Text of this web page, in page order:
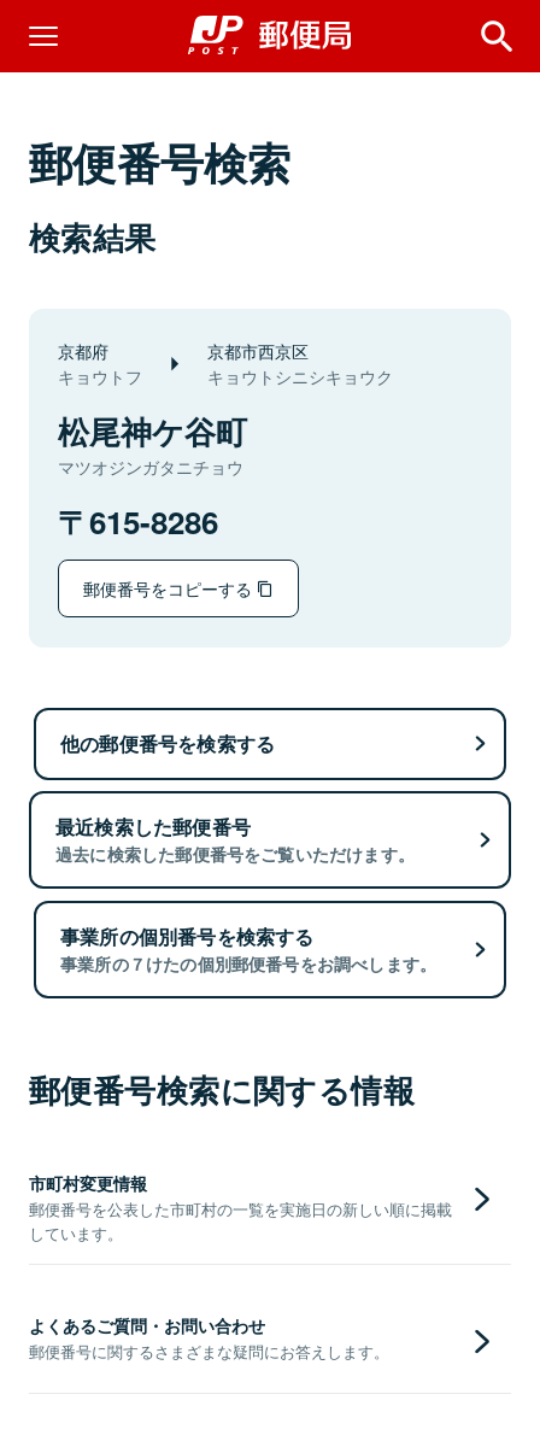
郵便番号検索
検索結果
京都府
キョウトフ
京都市西京区
キョウトシニシキョウク
松尾神ケ谷町
マツオジンガタニチョウ
615-8286
郵便番号をコピーする
他の郵便番号を検索する
最近検索した郵便番号
過去に検索した郵便番号をご覧いただけます。
事業所の個別番号を検索する
事業所の７けたの個別郵便番号をお調べします。
郵便番号検索に関する情報
市町村変更情報
郵便番号を公表した市町村の一覧を実施日の新しい順に掲載
しています。
よくあるご質問・お問い合わせ
郵便番号に関するさまざまな疑問にお答えします。